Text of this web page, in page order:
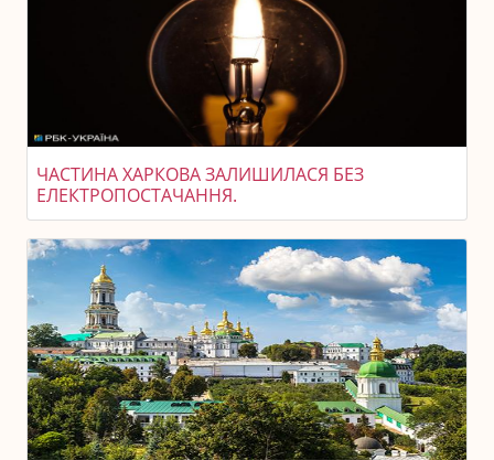
ЧАСТИНА ХАРКОВА ЗАЛИШИЛАСЯ БЕЗ
ЕЛЕКТРОПОСТАЧАННЯ.